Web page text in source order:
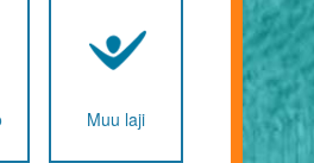
Muu laji